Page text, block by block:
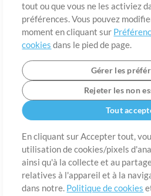
tout ou que vous ne les activiez
préférences. Vous pouvez
moment en cliquant sur
cookies dans le pied de page.
Gérer les
Rejeter les non
Tout
En cliquant sur Accepter tout,
utilisation de cookies/pixels
ainsi qu'à la collecte et au
relatives à l'appareil et à la
dans notre. Politique de cookies
Étât
A propos de Conditions d’utilisation
matière de cookies
©2006-2026 par MultiTracks